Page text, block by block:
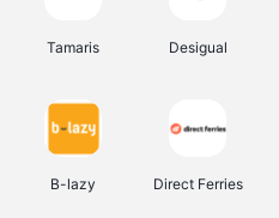
Tamaris Desigual
B-lazy Direct Ferries